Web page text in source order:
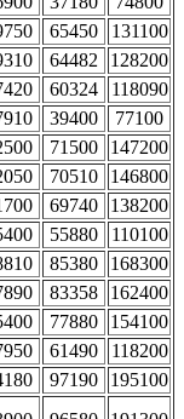
65450
131100
64482
128200
60324
118090
39400 77100
71500
147200
70510
146800
69740
138200
55880 110100
85380
168300
83358
162400
77880
154100
61490 118200
97190
195100